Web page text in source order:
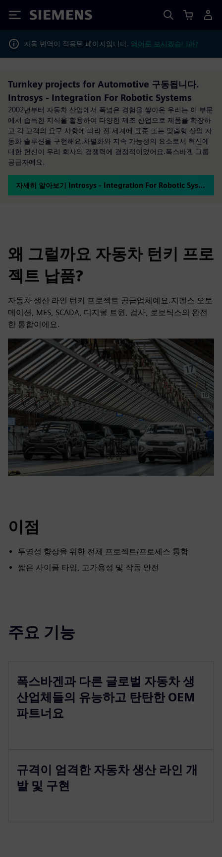
Siemens
자동 번역이 적용된 페이지입니다. 영어로 보시겠습니까?
Turnkey projects for Automotive 구동됩니다.
Introsys - Integration For Robotic Systems
2002년부터 자동차 산업에서 폭넓은 경험을 쌓아온 우리는 이 부문
에서 습득한 지식을 활용하여 다양한 제조 산업으로 제품을 확장하
고 각 고객의 요구 사항에 따라 전 세계에 표준 또는 맞춤형 산업 자
동화 솔루션을 구현해요.차별화와 지속 가능성의 요소로서 혁신에
대한 헌신이 우리 회사의 경쟁력에 결정적이었어요.폭스바겐 그룹
공급자예요.
자세히 알아보기 Introsys - Integration For Robotic Systems
왜 그럴까요 자동차 턴키 프로
젝트 납품?
자동차 생산 라인 턴키 프로젝트 공급업체예요.지멘스 오토
메이션, MES, SCADA, 디지털 트윈, 검사, 로보틱스의 완전
한 통합이에요.
이점
투명성 향상을 위한 전체 프로젝트/프로세스 통합
짧은 사이클 타임, 고가용성 및 작동 안전
주요 기능
폭스바겐과 다른 글로벌 자동차 생
산업체들의 유능하고 탄탄한 OEM
파트너요
규격이 엄격한 자동차 생산 라인 개
발 및 구현